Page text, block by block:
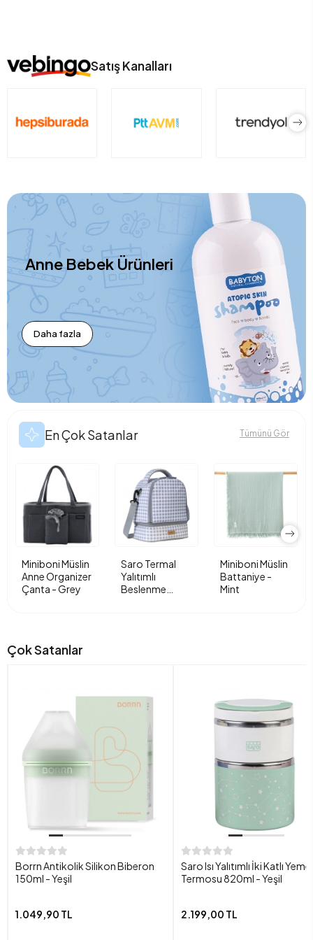
Satış Kanalları
Anne Bebek Ürünleri
Daha fazla
En Çok Satanlar Tümünü Gör
Miniboni Müslin
Anne Organizer
Çanta - Grey
Saro Termal
Yalıtımlı
Beslenme
Miniboni Müslin
Battaniye -
Mint
Çok Satanlar
Borrn Antikolik Silikon Biberon
150ml - Yeşil
1.049,90 TL
Saro Isı Yalıtımlı İki Katlı
Termosu 820ml - Yeşil
2.199,00 TL